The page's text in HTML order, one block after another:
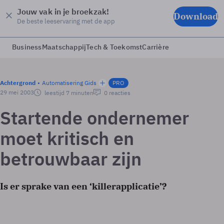
Jouw vak in je broekzak!
De beste leeservaring met de app Download
BusinessMaatschappijTech & ToekomstCarrière
Achtergrond Automatisering Gids
PRO
29 mei 2003
leestijd 7 minuten 0 reacties
Startende ondernemer
moet kritisch en
betrouwbaar zijn
Is er sprake van een ‘killerapplicatie’?